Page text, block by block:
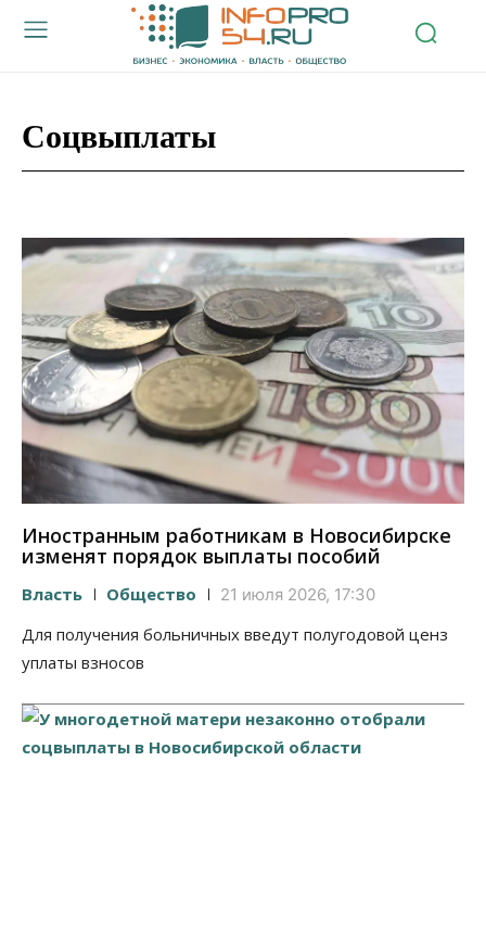
Соцвыплаты
Иностранным работникам в Новосибирске
изменят порядок выплаты пособий
Власть Общество 21 июля 2026, 17:30
Для получения больничных введут полугодовой ценз
уплаты взносов